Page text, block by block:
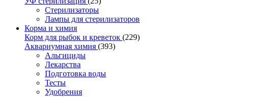
Стерилизаторы
Лампы для стерилизаторов
Корма и химия
Корм для рыбок и креветок (229)
Аквариумная химия (393)
Альгициды
Лекарства
Подготовка воды
Тесты
Удобрения